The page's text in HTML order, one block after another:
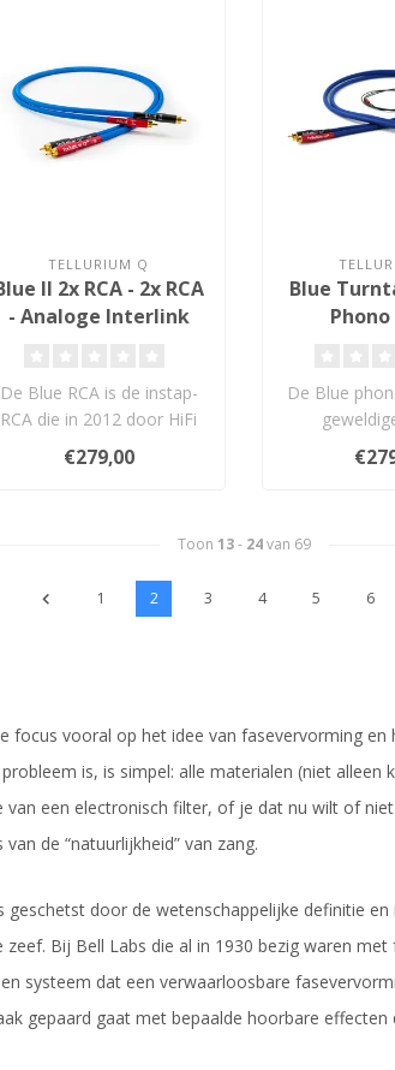
TELLURIUM Q
II 2x RCA - 2x RCA
- Analoge Interlink
De Blue RCA is de instap-
RCA die in 2012 door HiFi
Choice 4,5 sterren kreeg
voor..
€279,00
Blue
De Blue
Toon 13- 24van 69
1 2 3 4 5 6
focus vooral op het idee van fasevervorming
is, is simpel: alle materialen (niet alleen
een electronisch filter, of je dat nu wilt of
de “natuurlijkheid” van zang.
geschetst door de wetenschappelijke definitie
zeef. Bij Bell Labs die al in 1930 bezig waren
systeem dat een verwaarloosbare
gepaard gaat met bepaalde hoorbare